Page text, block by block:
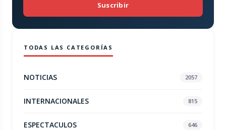
Suscribir
TODAS LAS CATEGORÍAS
NOTICIAS 2057
INTERNACIONALES 815
ESPECTACULOS 646